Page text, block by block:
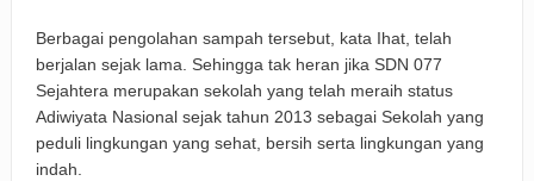
Berbagai pengolahan sampah tersebut, kata Ihat, telah
berjalan sejak lama. Sehingga tak heran jika SDN 077
Sejahtera merupakan sekolah yang telah meraih status
Adiwiyata Nasional sejak tahun 2013 sebagai Sekolah yang
peduli lingkungan yang sehat, bersih serta lingkungan yang
indah.